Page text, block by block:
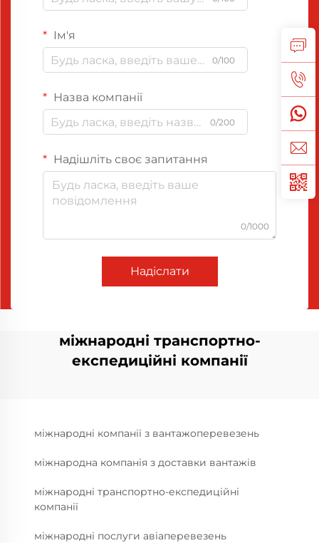
Ім'я
0/100
Назва компанії
0/200
Надішліть своє запитання
0/1000
Надіслати
міжнародні транспортно-
експедиційні компанії
міжнародні компанії з вантажоперевезень
міжнародна компанія з доставки вантажів
міжнародні транспортно-експедиційні
компанії
міжнародні послуги авіаперевезень